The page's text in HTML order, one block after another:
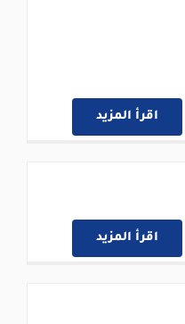
اقرأ المزيد
اقرأ المزيد